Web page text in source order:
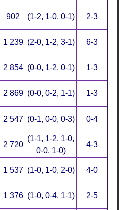
902 (1-2, 1-0, 0-1) 2-3
1 239 (2-0, 1-2, 3-1) 6-3
2 854 (0-0, 1-2, 0-1) 1-3
2 869 (0-0, 0-2, 1-1) 1-3
2 547 (0-1, 0-0, 0-3) 0-4
2 720
(1-1, 1-2, 1-0,
0-0, 1-0)
4-3
1 537 (1-0, 1-0, 2-0) 4-0
1 376 (1-0, 0-4, 1-1) 2-5